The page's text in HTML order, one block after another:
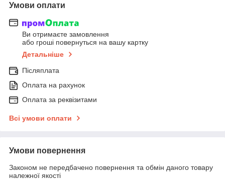
Умови оплати
Ви отримаєте замовлення
або гроші повернуться на вашу картку
Детальніше
Післяплата
Оплата на рахунок
Оплата за реквізитами
Всі умови оплати
Умови повернення
Законом не передбачено повернення та обмін даного товару
належної якості